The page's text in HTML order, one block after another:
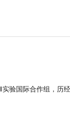
验国际合作组，历